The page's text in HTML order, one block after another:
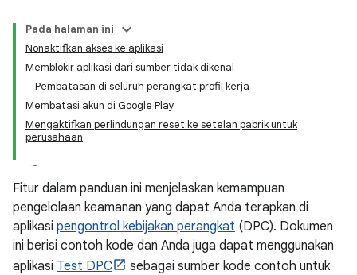
Pada halaman ini
Nonaktifkan akses ke aplikasi
Memblokir aplikasi dari sumber tidak dikenal
Pembatasan di seluruh perangkat profil kerja
Membatasi akun di Google Play
Mengaktifkan perlindungan reset ke setelan pabrik untuk
perusahaan
Fitur dalam panduan ini menjelaskan kemampuan
pengelolaan keamanan yang dapat Anda terapkan di
aplikasi pengontrol kebijakan perangkat (DPC). Dokumen
ini berisi contoh kode dan Anda juga dapat menggunakan
aplikasi Test DPC
sebagai sumber kode contoh untuk